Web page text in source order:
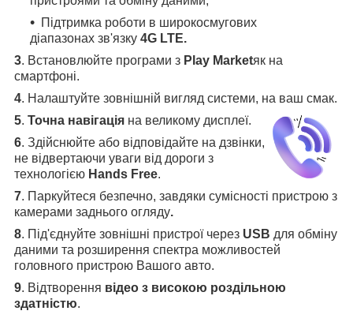
Підтримка роботи в широкосмугових
діапазонах зв'язку 4G LTE.
3. Встановлюйте програми з Play Marketяк на
смартфоні.
4. Налаштуйте зовнішній вигляд системи, на ваш смак.
5. Точна навігація на великому дисплеї.
6. Здійснюйте або відповідайте на дзвінки,
не відвертаючи уваги від дороги з
технологією Hands Free.
7. Паркуйтеся безпечно, завдяки сумісності пристрою з
камерами заднього огляду.
8. Під'єднуйте зовнішні пристрої через USB для обміну
даними та розширення спектра можливостей
головного пристрою Вашого авто.
9. Відтворення відео з високою роздільною
здатністю.